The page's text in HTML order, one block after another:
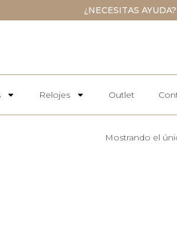
¿NECESITAS
Relojes Outlet
Mostrando el